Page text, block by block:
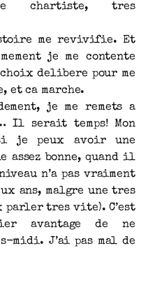
chartiste, tres
me revivifie. Et
je me contente
choix delibere pour me
et ca marche.
je me remets a
Il serait temps! Mon
je peux avoir une
assez bonne, quand il
n’a pas vraiment
ans, malgre une tres
parler tres vite). C’est
avantage de ne
midi. J’ai pas mal de